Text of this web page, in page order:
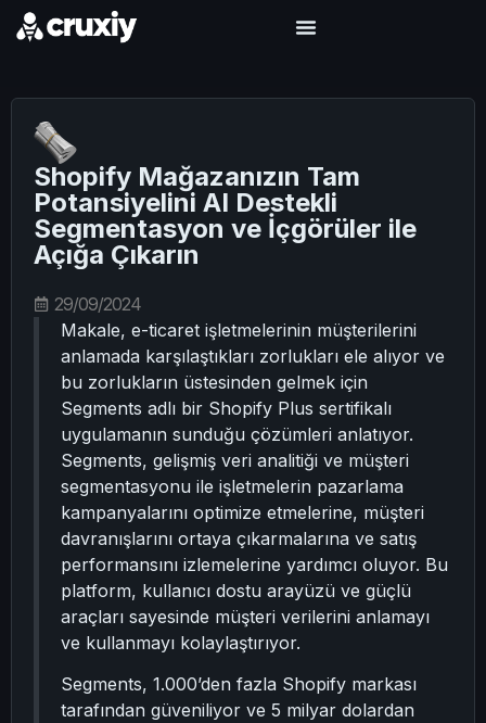
Shopify Mağazanızın Tam
Potansiyelini AI Destekli
Segmentasyon ve İçgörüler ile
Açığa Çıkarın
29/09/2024
Makale, e-ticaret işletmelerinin müşterilerini
anlamada karşılaştıkları zorlukları ele alıyor ve
bu zorlukların üstesinden gelmek için
Segments adlı bir Shopify Plus sertifikalı
uygulamanın sunduğu çözümleri anlatıyor.
Segments, gelişmiş veri analitiği ve müşteri
segmentasyonu ile işletmelerin pazarlama
kampanyalarını optimize etmelerine, müşteri
davranışlarını ortaya çıkarmalarına ve satış
performansını izlemelerine yardımcı oluyor. Bu
platform, kullanıcı dostu arayüzü ve güçlü
araçları sayesinde müşteri verilerini anlamayı
ve kullanmayı kolaylaştırıyor.
Segments, 1.000’den fazla Shopify markası
tarafından güveniliyor ve 5 milyar dolardan